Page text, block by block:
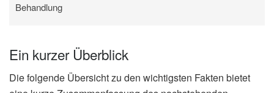
Behandlung
Ein kurzer Überblick
Die folgende Übersicht zu den wichtigsten Fakten bietet